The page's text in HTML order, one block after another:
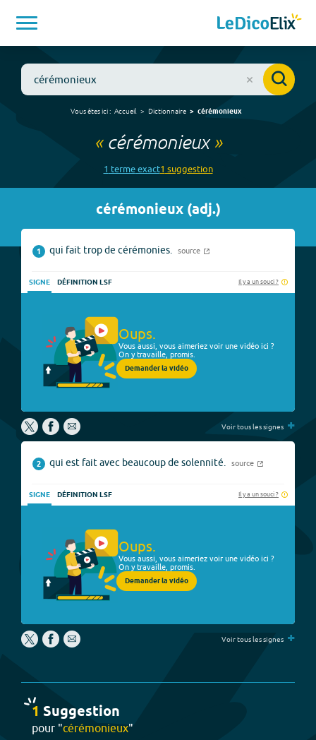
Vous êtes ici : Accueil Dictionnaire cérémonieux
« cérémonieux»
1 termeexact1 suggestion
cérémonieux(adj.)
1 qui fait trop de cérémonies. source
SIGNE DÉFINITION LSF Il y a un souci ?
Oups.
Vous aussi, vous aimeriez voir une vidéo ici ?
On y travaille, promis.
Demander la vidéo
Voir tous les signes +
2 qui est fait avec beaucoup de solennité. source
SIGNE DÉFINITION LSF Il y a un souci ?
Oups.
Vous aussi, vous aimeriez voir une vidéo ici ?
On y travaille, promis.
Demander la vidéo
Voir tous les signes +
1 Suggestion
pour "cérémonieux"